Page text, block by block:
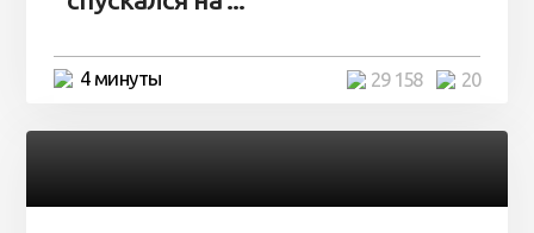
4 минуты 20
29 158